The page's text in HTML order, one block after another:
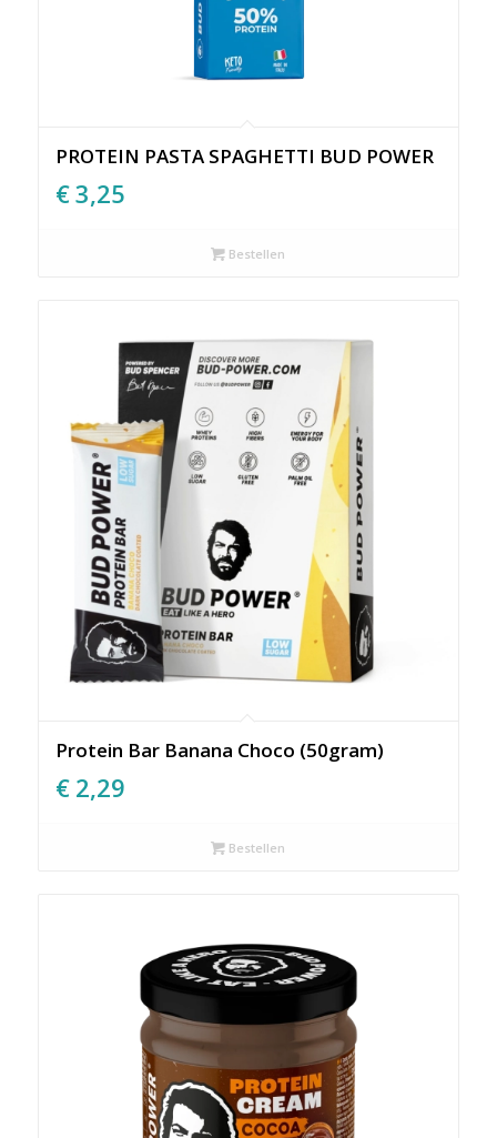
PROTEIN PASTA SPAGHETTI BUD POWER
€3,25
Bestellen
Protein Bar Banana Choco (50gram)
€ 2,29
Bestellen